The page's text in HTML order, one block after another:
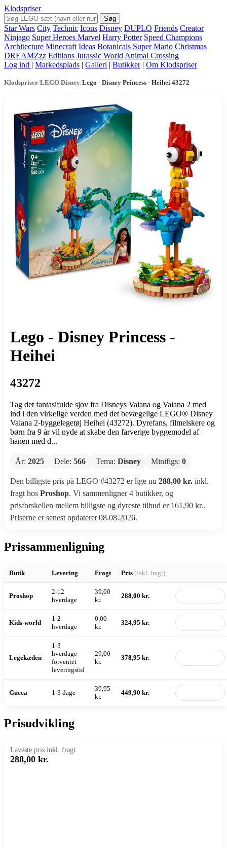
Klodspriser
Søg
Star Wars City Technic Icons Disney DUPLO Friends Creator
Ninjago Super Heroes Marvel Harry Potter Speed Champions
Architecture Minecraft Ideas Botanicals Super Mario Christmas
DREAMZzz Editions Jurassic World Animal Crossing
Log ind | Markedsplads | Galleri | Butikker | Om Klodspriser
Klodspriser/LEGO Disney/Lego - Disney Princess - Heihei 43272
Lego - Disney Princess -
Heihei
43272
Tag det fantasifulde sjov fra Disneys Vaiana og Vaiana 2 med
ind i den virkelige verden med det bevægelige LEGO® Disney
Vaiana 2-byggelegetøj Heihei (43272). Dyrefans, filmelskere og
børn fra 9 år vil nyde at skabe den farverige byggemodel af
hanen med d...
År: 2025 Dele: 566 Tema: Disney Minifigs: 0
Den billigste pris på LEGO #43272 er lige nu 288,00 kr. inkl.
fragt hos Proshop. Vi sammenligner 4 butikker, og
prisforskellen mellem billigste og dyreste tilbud er 161,90 kr..
Priserne er senest opdateret 08.08.2026.
Prissammenligning
Butik Levering Fragt Pris (inkl. fragt)
Proshop
2-12
hverdage
39,00
kr.
288,00 kr.
Kids-world
1-2
hverdage
0,00
kr.
324,95 kr.
Legekæden
1-3
hverdage -
forventet
leveringstid
29,00
kr.
378,95 kr.
Gucca 1-3 dage
39,95
kr.
449,90 kr.
Prisudvikling
Laveste pris inkl. fragt
288,00 kr.